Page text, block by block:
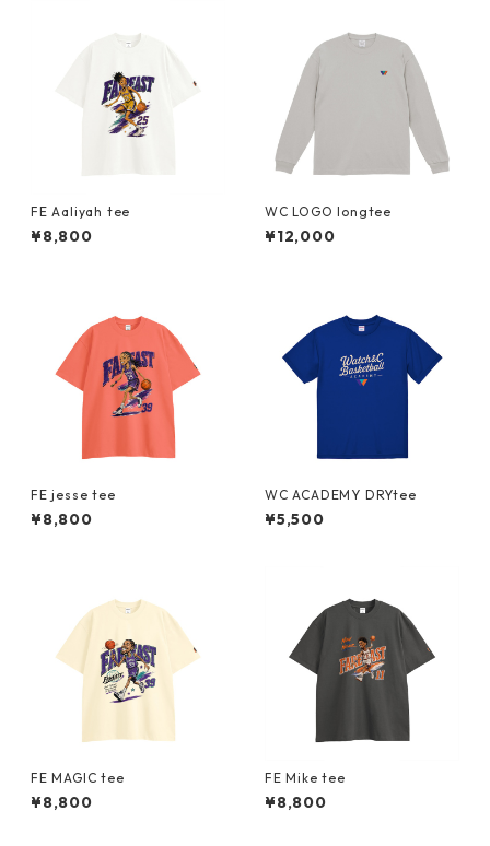
FE Aaliyah tee
¥8,800
WC LOGO longtee
¥12,000
FE jesse tee
¥8,800
WC ACADEMY DRYtee
¥5,500
FE MAGIC tee
¥8,800
FE Mike tee
¥8,800